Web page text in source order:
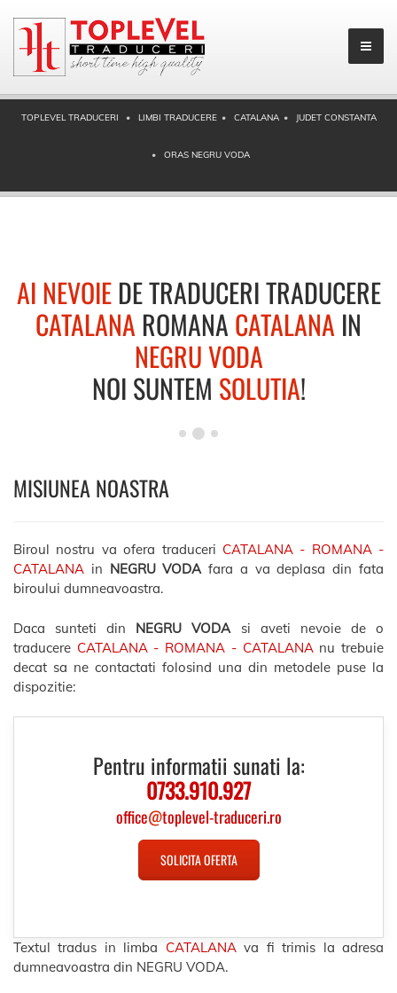
TOPLEVEL TRADUCERI LIMBI TRADUCERE CATALANA JUDET CONSTANTA
ORAS NEGRU VODA
AI NEVOIEDE TRADUCERI TRADUCERE
CATALANA ROMANA CATALANA IN
NEGRU VODA
NOI SUNTEM SOLUTIA!
MISIUNEA NOASTRA
Biroul nostru va ofera traduceri CATALANA - ROMANA -
CATALANA in NEGRU VODAfara a va deplasa din fata
biroului dumneavoastra.
Daca sunteti din NEGRU VODA si aveti nevoie de o
traducere CATALANA - ROMANA - CATALANAnu trebuie
decat sa ne contactati folosind una din metodele puse la
dispozitie:
Pentru informatii sunati la:
0733.910.927
office@toplevel-traduceri.ro
SOLICITA OFERTA
Textul tradus in limba CATALANAva fi trimis la adresa
dumneavoastra din NEGRU VODA.